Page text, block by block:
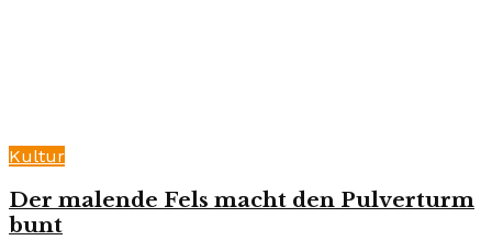
Kultur
Der malende Fels macht den Pulverturm
bunt